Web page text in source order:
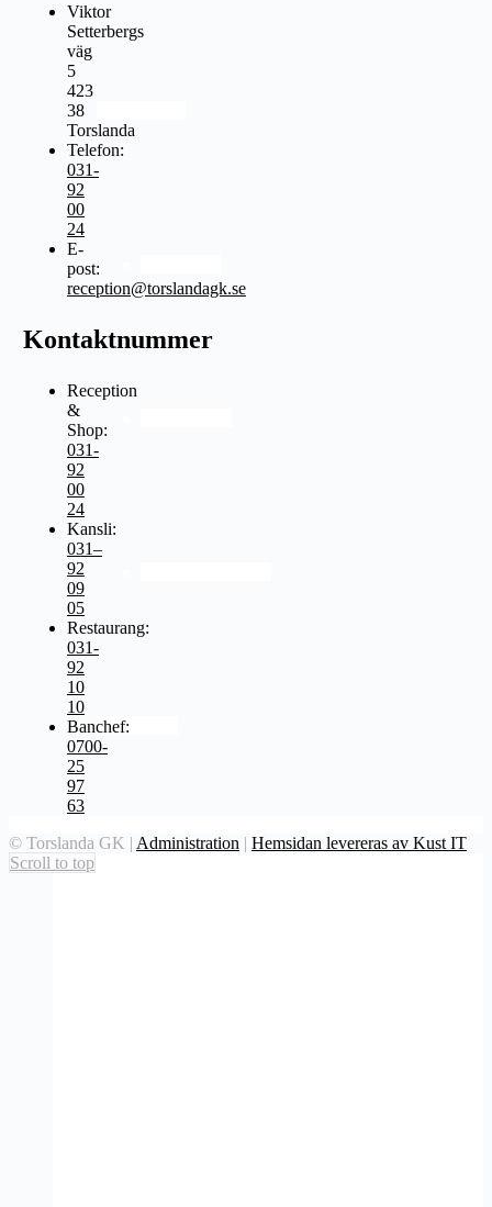
Samarbeten
Viktor
Setterbergs
väg
5
423
38
Torslanda
Telefon:
031-
92
00
24
E-
post:
reception@torslandagk.se
Kontaktnummer
Reception
&
Shop:
031-
92
00
24
Kansli:
031–
92
09
05
Restaurang:
031-
92
10
10
Banchef:
0700-
25
97
63
© Torslanda GK | Administration | Hemsidan levereras av Kust IT
Scroll to top